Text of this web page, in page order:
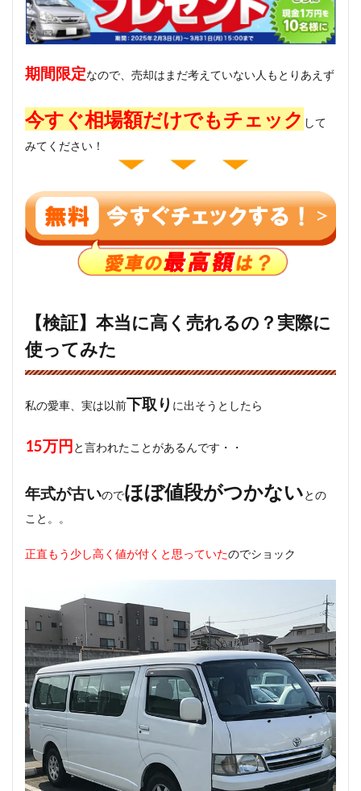
期間限定なので、売却はまだ考えていない人もとりあえず
今すぐ相場額だけでもチェック して
みてください！
【検証】本当に高く売れるの？実際に
使ってみた
私の愛車、実は以前下取り に出そうとしたら
15万円 と言われたことがあるんです・・
年式が古いのでほぼ値段がつかないとの
こと。。
正直もう少し高く値が付くと思っていたのでショック